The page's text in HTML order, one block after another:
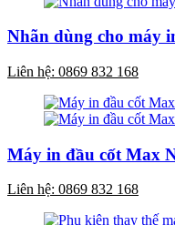
Nhãn dùng cho máy
Liên hệ: 0869 832 168
Máy in đầu cốt Max
Liên hệ: 0869 832 168